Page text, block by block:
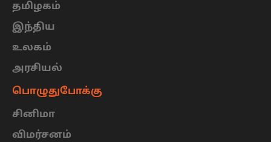
தமிழகம்
இந்திய
உலகம்
அரசியல்
பொழுதுபோக்கு
சினிமா
விமர்சனம்